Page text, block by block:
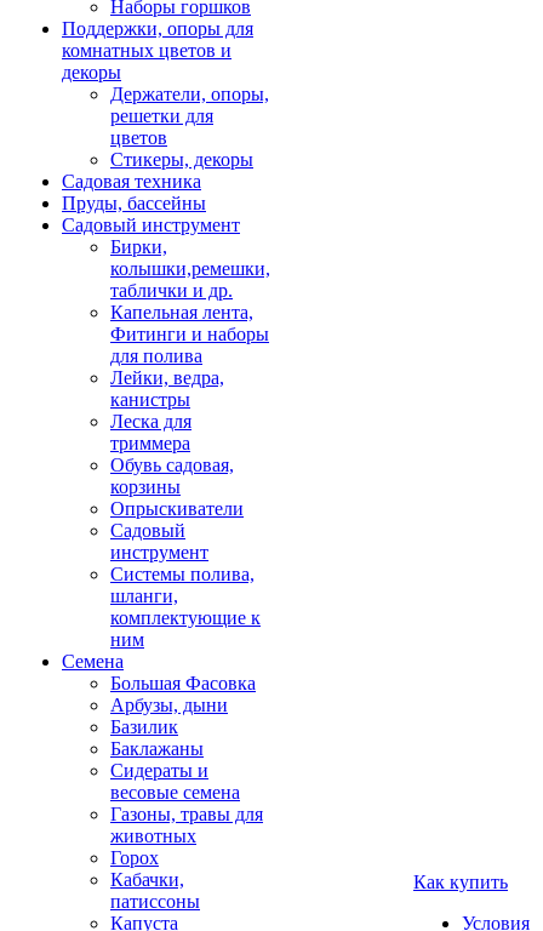
Наборы горшков
Поддержки, опоры для
комнатных цветов и
декоры
Держатели, опоры,
решетки для
цветов
Стикеры, декоры
Садовая техника
Пруды, бассейны
Садовый инструмент
Бирки,
колышки,ремешки,
таблички и др.
Капельная лента,
Фитинги и наборы
для полива
Лейки, ведра,
канистры
Леска для
триммера
Обувь садовая,
корзины
Опрыскиватели
Садовый
инструмент
Системы полива,
шланги,
комплектующие к
ним
Семена
Большая Фасовка
Арбузы, дыни
Базилик
Баклажаны
Сидераты и
весовые семена
Газоны, травы для
животных
Горох
Кабачки,
патиссоны
Капуста
Как купить
Условия